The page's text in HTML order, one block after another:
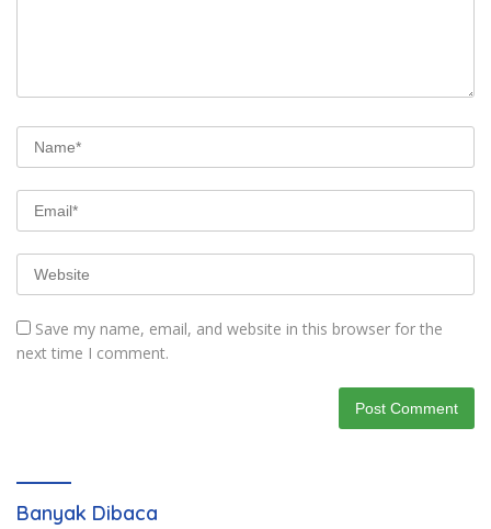
Save my name, email, and website in this browser for the
next time I comment.
Banyak Dibaca